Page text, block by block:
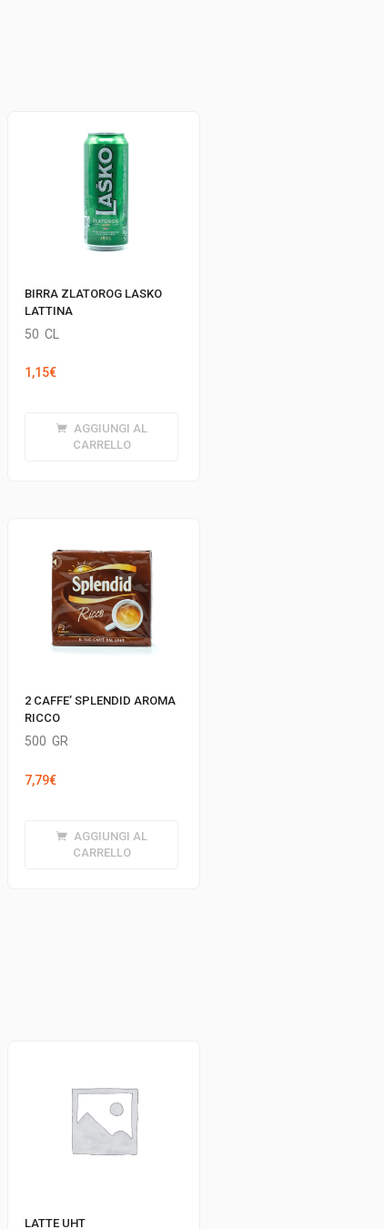
BIRRA ZLATOROG LASKO
LATTINA
50 CL
1,15€
AGGIUNGI AL
CARRELLO
2 CAFFE’ SPLENDID AROMA
RICCO
500 GR
7,79€
AGGIUNGI AL
CARRELLO
LATTE UHT